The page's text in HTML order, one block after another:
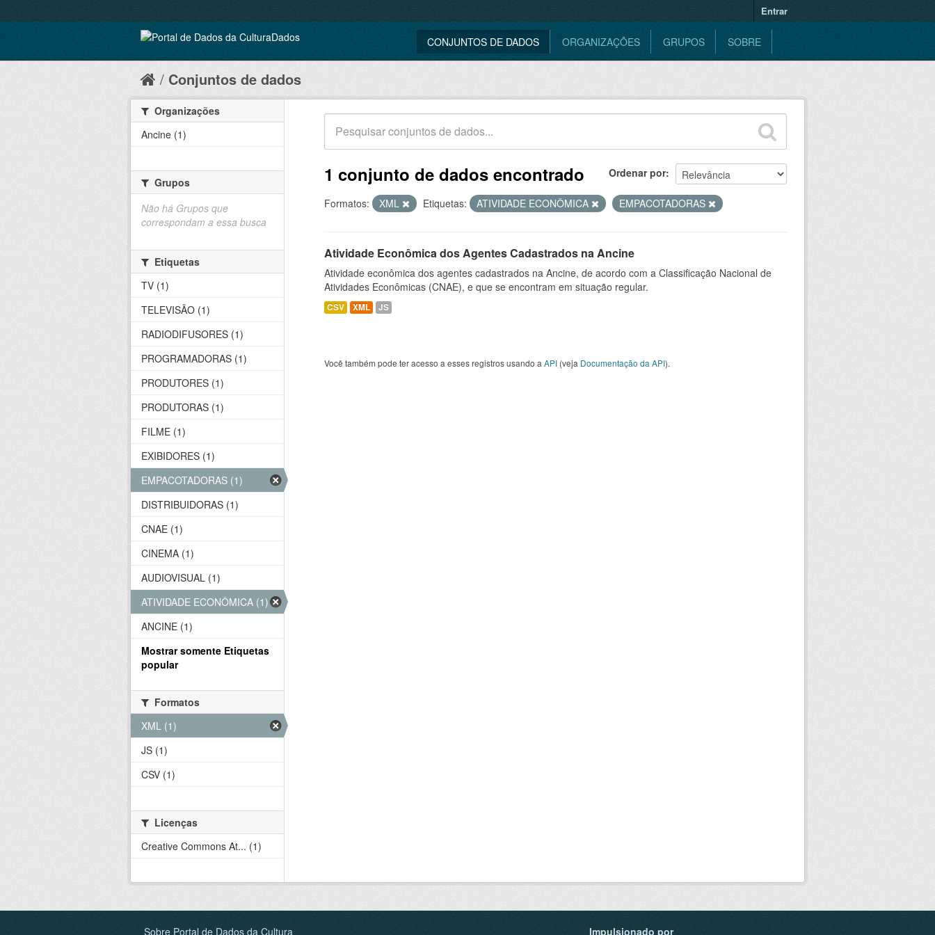
Entrar
CONJUNTOS DE DADOS ORGANIZAÇÕES GRUPOS SOBRE
Conjuntos de dados
Ordenar por
1 conjunto de dados encontrado
Formatos: XML Etiquetas: ATIVIDADE ECONÔMICA EMPACOTADORAS
Atividade Econômica dos Agentes Cadastrados na Ancine
Atividade econômica dos agentes cadastrados na Ancine, de acordo com a Classificação Nacional de
Atividades Econômicas (CNAE), e que se encontram em situação regular.
CSV XML JS
Você também pode ter acesso a esses registros usando a API (veja Documentação da API).
Organizações
Ancine (1)
Grupos
Não há Grupos que
correspondam a essa busca
Etiquetas
TV (1)
TELEVISÃO (1)
RADIODIFUSORES (1)
PROGRAMADORAS (1)
PRODUTORES (1)
PRODUTORAS (1)
FILME (1)
EXIBIDORES (1)
EMPACOTADORAS (1)
DISTRIBUIDORAS (1)
CNAE (1)
CINEMA (1)
AUDIOVISUAL (1)
ATIVIDADE ECONÔMICA (1)
ANCINE (1)
Mostrar somente Etiquetas
popular
Formatos
XML (1)
JS (1)
CSV (1)
Licenças
Creative Commons At... (1)
Sobre Portal de Dados da Cultura Impulsionado por